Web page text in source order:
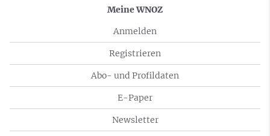
Meine WNOZ
Anmelden
Registrieren
Abo- und Profildaten
E-Paper
Newsletter